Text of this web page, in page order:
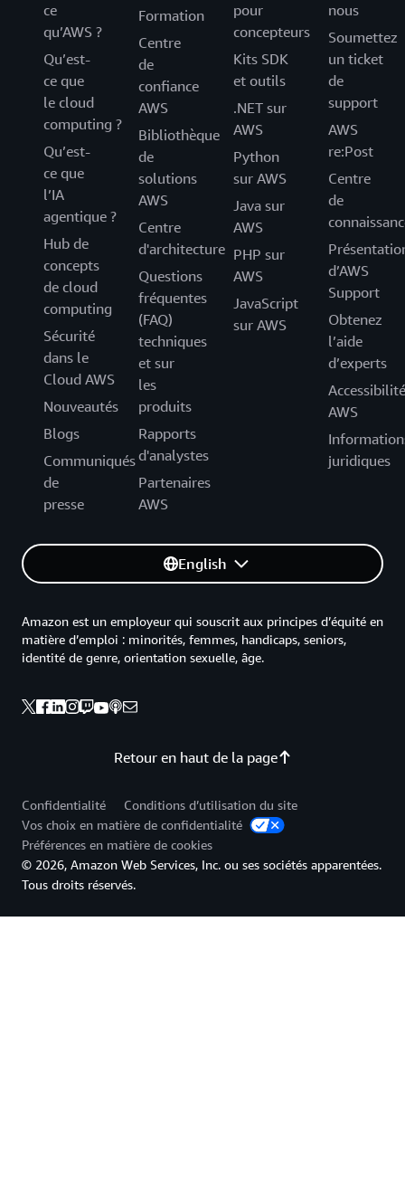
ce
qu’AWS ?
Qu’est-
ce que
le cloud
computing ?
Qu’est-
ce que
l’IA
agentique ?
Hub de
concepts
de cloud
computing
Sécurité
dans le
Cloud AWS
Nouveautés
Blogs
Communiqués
de
presse
Formation
Centre
de
confiance
AWS
Bibliothèque
de
solutions
AWS
Centre
d'architecture
Questions
fréquentes
(FAQ)
techniques
et sur
les
produits
Rapports
d'analystes
Partenaires
AWS
pour
concepteurs
Kits SDK
et outils
.NET sur
AWS
Python
sur AWS
Java sur
AWS
PHP sur
AWS
JavaScript
sur AWS
nous
Soumettez
un ticket
de
support
AWS
re:Post
Centre
de
d’AWS
Support
Obtenez
l’aide
d’experts
Accessibilité
AWS
juridiques
English
Retour en haut de la page
Amazon est un employeur qui souscrit aux principes d’équité en
matière d’emploi : minorités, femmes, handicaps, seniors,
identité de genre, orientation sexuelle, âge.
Confidentialité
Conditions d’utilisation du site
Vos choix en matière de confidentialité
Préférences en matière de cookies
© 2026, Amazon Web Services, Inc. ou ses sociétés apparentées.
Tous droits réservés.